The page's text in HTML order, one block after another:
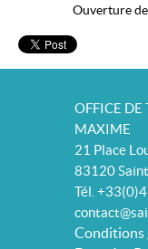
Ouverture
OFFICE DE
MAXIME
21 Place
83120
Tél.
Conditions